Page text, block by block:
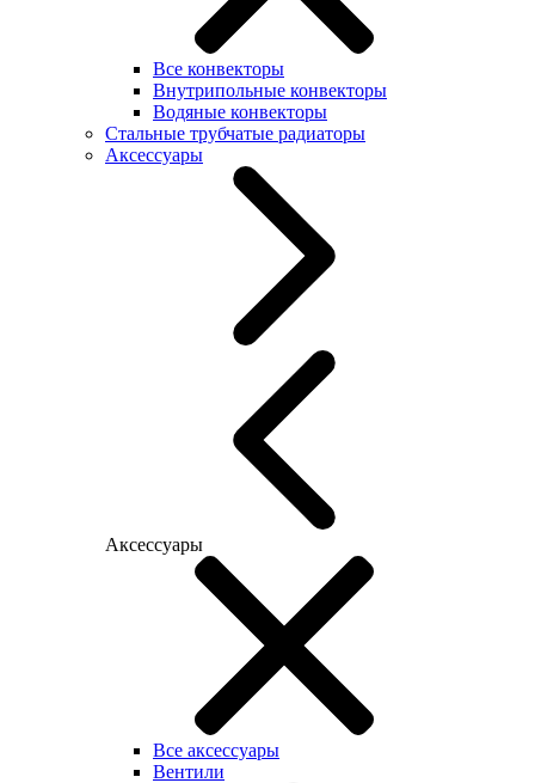
Все конвекторы
Внутрипольные конвекторы
Водяные конвекторы
Стальные трубчатые радиаторы
Аксессуары
Аксессуары
Все аксессуары
Вентили